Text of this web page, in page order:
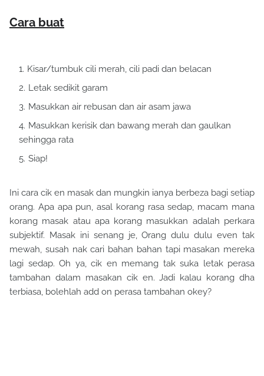
Cara buat
Kisar/tumbuk cili merah, cili padi dan belacan
Letak sedikit garam
Masukkan air rebusan dan air asam jawa
Masukkan kerisik dan bawang merah dan gaulkan
sehingga rata
Siap!
Ini cara cik en masak dan mungkin ianya berbeza bagi setiap
orang. Apa apa pun, asal korang rasa sedap, macam mana
korang masak atau apa korang masukkan adalah perkara
subjektif. Masak ini senang je, Orang dulu dulu even tak
mewah, susah nak cari bahan bahan tapi masakan mereka
lagi sedap. Oh ya, cik en memang tak suka letak perasa
tambahan dalam masakan cik en. Jadi kalau korang dha
terbiasa, bolehlah add on perasa tambahan okey?